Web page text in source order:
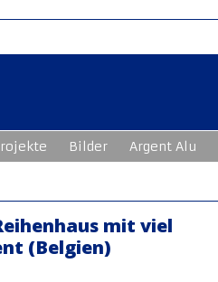
Bilder Argent Alu
mit viel
(Belgien)